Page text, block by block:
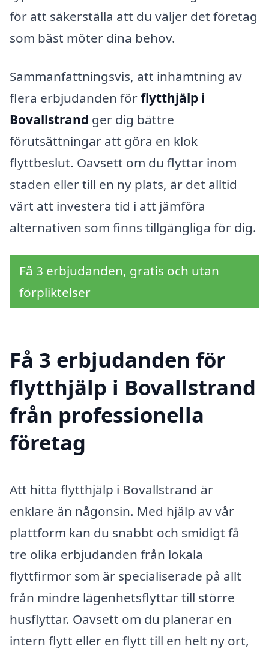
för att säkerställa att du väljer det företag
som bäst möter dina behov.
Sammanfattningsvis, att inhämtning av
flera erbjudanden förflytthjälp i
Bovallstrand ger dig bättre
förutsättningar att göra en klok
flyttbeslut. Oavsett om du flyttar inom
staden eller till en ny plats, är det alltid
värt att investera tid i att jämföra
alternativen som finns tillgängliga för dig.
Få 3 erbjudanden, gratis och utan
förpliktelser
Få 3 erbjudanden för
flytthjälp i Bovallstrand
från professionella
företag
Att hitta flytthjälp i Bovallstrand är
enklare än någonsin. Med hjälp av vår
plattform kan du snabbt och smidigt få
tre olika erbjudanden från lokala
flyttfirmor som är specialiserade på allt
från mindre lägenhetsflyttar till större
husflyttar. Oavsett om du planerar en
intern flytt eller en flytt till en helt ny ort,